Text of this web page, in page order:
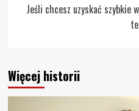
Jeśli chcesz uzyskać szybkie
Więcej historii